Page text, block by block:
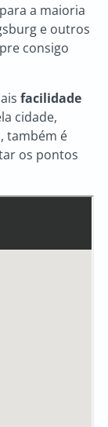
a maioria
e outros
consigo
facilidade
cidade,
também é
os pontos